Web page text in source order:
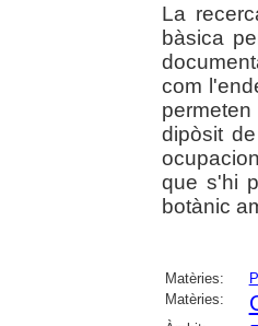
La
bàsica
com
dipòsit
que s'hi
botànic
Matèries:
Matèries: